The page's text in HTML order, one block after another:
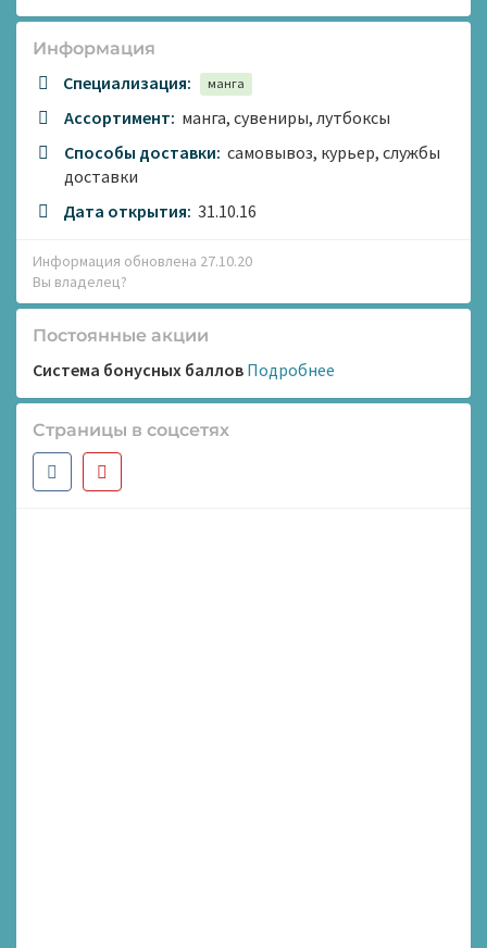
Информация
Специализация: манга
Ассортимент: манга, сувениры, лутбоксы
Способы доставки: самовывоз, курьер, службы
доставки
Дата открытия: 31.10.16
Информация обновлена 27.10.20
Вы владелец?
Постоянные акции
Система бонусных баллов Подробнее
Страницы в соцсетях